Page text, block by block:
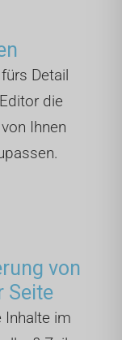
Detail
die
Ihnen
von
Seite
Inhalte im